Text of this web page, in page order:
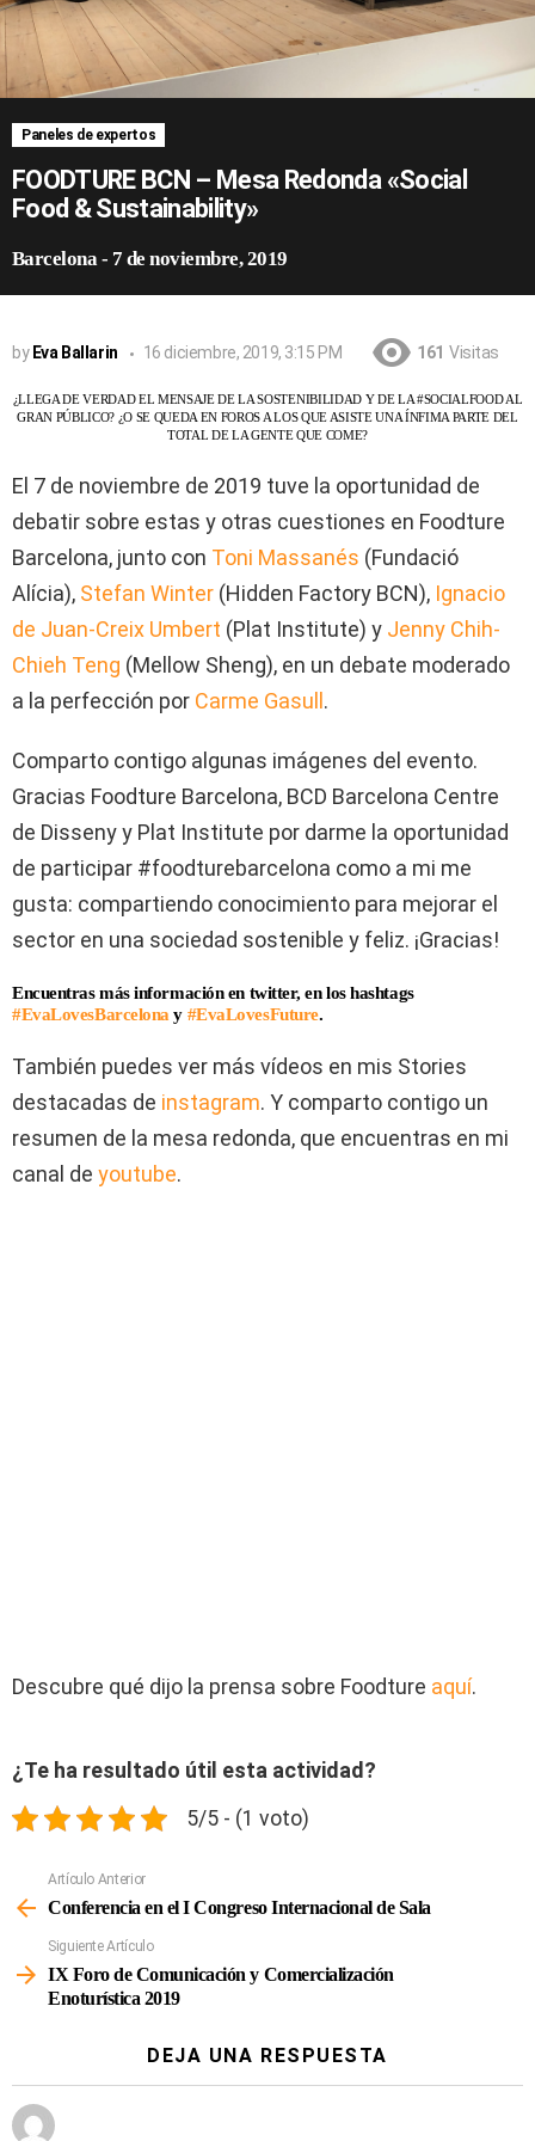
Paneles de expertos
FOODTURE BCN – Mesa Redonda «Social
Food & Sustainability»
Barcelona- 7 de noviembre, 2019
by Eva Ballarin 16 diciembre, 2019, 3:15 PM 161 Visitas
¿LLEGA DE VERDAD EL MENSAJE DE LA SOSTENIBILIDAD Y DE LA #SOCIALFOOD AL
GRAN PÚBLICO? ¿O SE QUEDA EN FOROS A LOS QUE ASISTE UNA ÍNFIMA PARTE DEL
TOTAL DE LA GENTE QUE COME?
El 7 de noviembre de 2019 tuve la oportunidad de
debatir sobre estas y otras cuestiones en Foodture
Barcelona, junto con Toni Massanés (Fundació
Alícia), Stefan Winter (Hidden Factory BCN), Ignacio
de Juan-Creix Umbert (Plat Institute) y Jenny Chih-
Chieh Teng (Mellow Sheng), en un debate moderado
a la perfección por Carme Gasull.
Comparto contigo algunas imágenes del evento.
Gracias Foodture Barcelona, BCD Barcelona Centre
de Disseny y Plat Institute por darme la oportunidad
de participar #foodturebarcelona como a mi me
gusta: compartiendo conocimiento para mejorar el
sector en una sociedad sostenible y feliz. ¡Gracias!
Encuentras más información en twitter, en los hashtags
#EvaLovesBarcelona y #EvaLovesFuture.
También puedes ver más vídeos en mis Stories
destacadas de instagram. Y comparto contigo un
resumen de la mesa redonda, que encuentras en mi
canal de youtube.
Descubre qué dijo la prensa sobre Foodture aquí.
¿Te ha resultado útil esta actividad?
5/5 - (1 voto)
Más
Artículo Anterior
Conferencia en el I Congreso Internacional de Sala
Siguiente Artículo
IX Foro de Comunicación y Comercialización
Enoturística 2019
DEJA UNA RESPUESTA